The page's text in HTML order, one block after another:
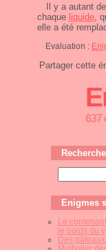
Il y a autant
chaque liquide ,
elle a été
Evaluation :
Partager cette
637
Enigmes
Le
le poids du v
Des
Multiplier